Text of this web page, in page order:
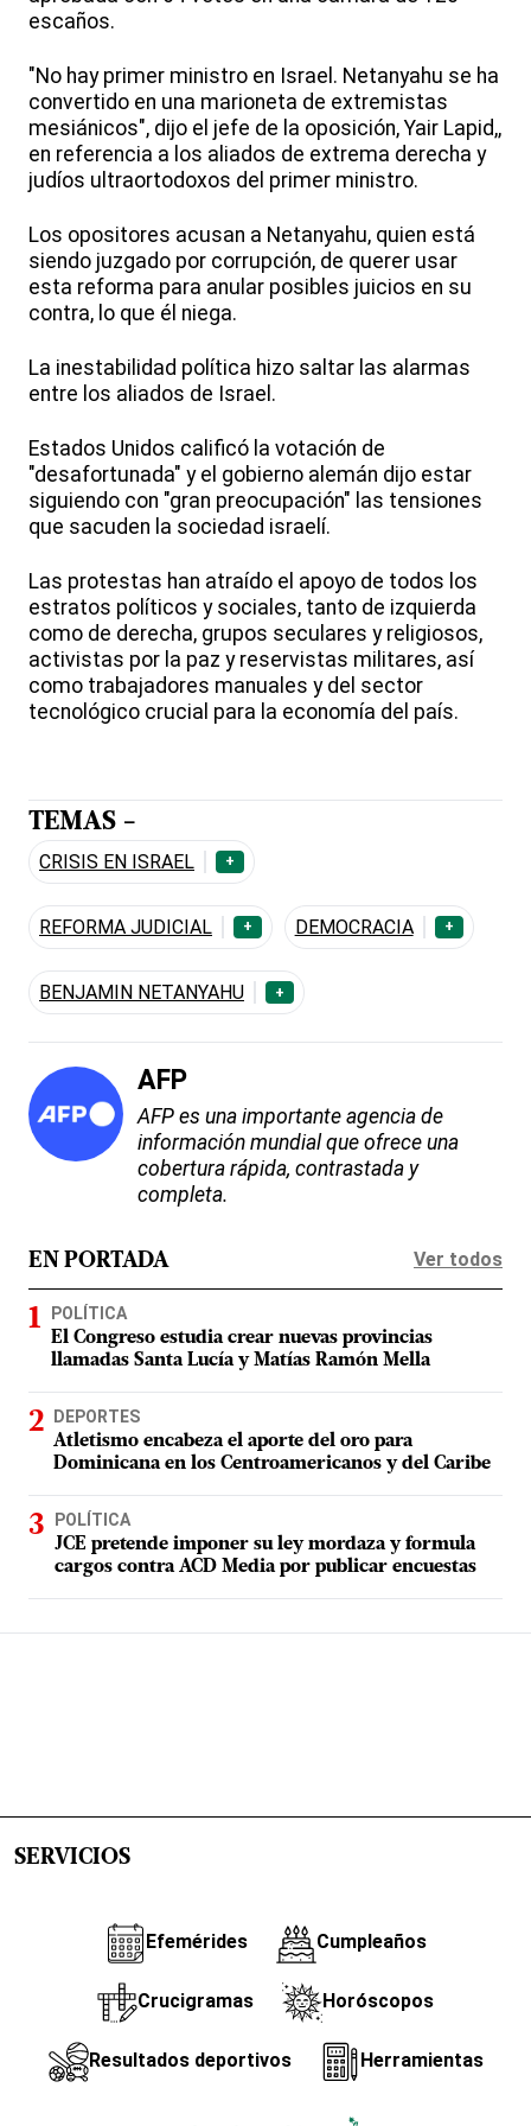
escaños.
"No hay primer ministro en Israel. Netanyahu se ha
convertido en una marioneta de extremistas
mesiánicos", dijo el jefe de la oposición, Yair Lapid,,
en referencia a los aliados de extrema derecha y
judíos ultraortodoxos del primer ministro.
Los opositores acusan a Netanyahu, quien está
siendo juzgado por corrupción, de querer usar
esta reforma para anular posibles juicios en su
contra, lo que él niega.
La inestabilidad política hizo saltar las alarmas
entre los aliados de Israel.
Estados Unidos calificó la votación de
"desafortunada" y el gobierno alemán dijo estar
siguiendo con "gran preocupación" las tensiones
que sacuden la sociedad israelí.
Las protestas han atraído el apoyo de todos los
estratos políticos y sociales, tanto de izquierda
como de derecha, grupos seculares y religiosos,
activistas por la paz y reservistas militares, así
como trabajadores manuales y del sector
tecnológico crucial para la economía del país.
TEMAS -
CRISIS EN ISRAEL +
REFORMA JUDICIAL + DEMOCRACIA +
BENJAMIN NETANYAHU +
AFP
AFP es una importante agencia de
información mundial que ofrece una
cobertura rápida, contrastada y
completa.
EN PORTADA Ver todos
POLÍTICA
El Congreso estudia crear nuevas provincias
llamadas Santa Lucía y Matías Ramón Mella
DEPORTES
Atletismo encabeza el aporte del oro para
Dominicana en los Centroamericanos y del Caribe
POLÍTICA
JCE pretende imponer su ley mordaza y formula
cargos contra ACD Media por publicar encuestas
SERVICIOS
Efemérides Cumpleaños
Crucigramas Horóscopos
Resultados deportivos Herramientas